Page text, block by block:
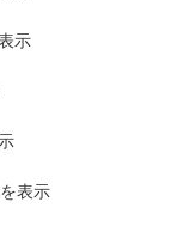
示
表示